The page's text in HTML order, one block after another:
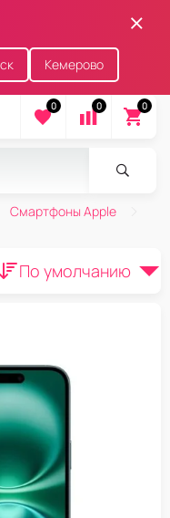
Кемерово
0 0 0
Смартфоны Apple
По умолчанию